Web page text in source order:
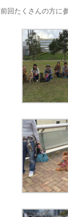
前回たくさんの方に